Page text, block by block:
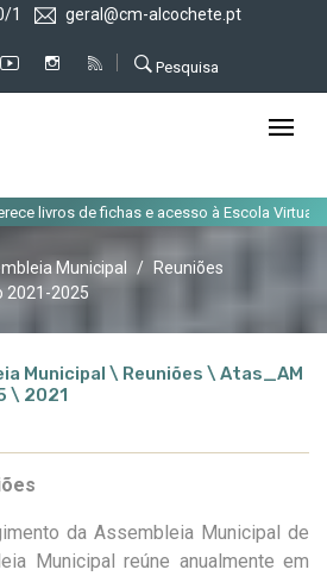
1 geral@cm-alcochete.pt
Pesquisa
livros de fichas e acesso à Escola Virtual
Municipal
Reuniões
2021-2025
Municipal \ Reuniões \ Atas_AM
\ 2021
da Assembleia Municipal de
Municipal reúne anualmente em